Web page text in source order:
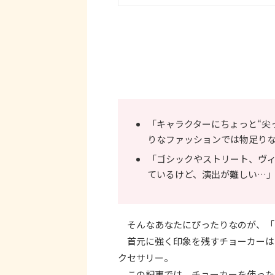
「キャラクターにちょっと“
りなファッションでは物足り
「ゴシックやストリート、
ているけど、演出が難しい…」
そんなあなたにぴったりなのが、
首元に強く印象を残すチョーカー
クセサリー。